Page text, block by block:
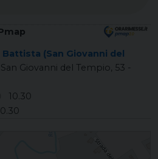
Battista (San Giovanni del
San Giovanni del Tempio, 53 -
10.30
Giovanni Battista